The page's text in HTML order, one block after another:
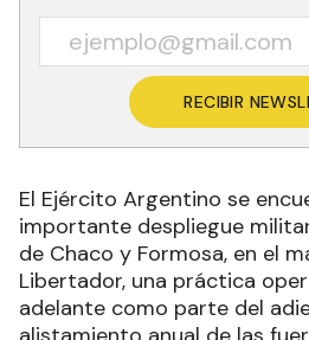
RECIBIR
El Ejército Argentino se
importante despliegue
de Chaco y Formosa, en el
Libertador, una práctica
adelante como parte del